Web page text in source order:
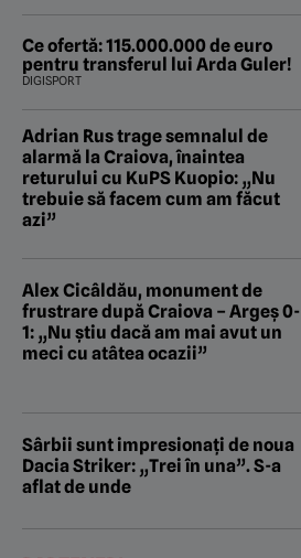
Boc
Ce ofertă: 115.000.000 de euro
pentru transferul lui Arda Guler!
DIGISPORT
Adrian Rus trage semnalul de
alarmă la Craiova, înaintea
returului cu KuPS Kuopio: „Nu
trebuie să facem cum am făcut
azi”
Alex Cicâldău, monument de
frustrare după Craiova – Argeș 0-
1: „Nu știu dacă am mai avut un
meci cu atâtea ocazii”
Sârbii sunt impresionați de noua
Dacia Striker: „Trei în una”. S-a
aflat de unde